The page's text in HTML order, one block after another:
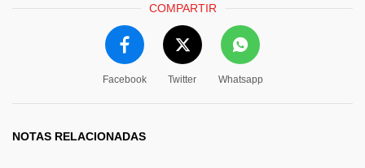
COMPARTIR
Facebook Twitter Whatsapp
NOTAS RELACIONADAS